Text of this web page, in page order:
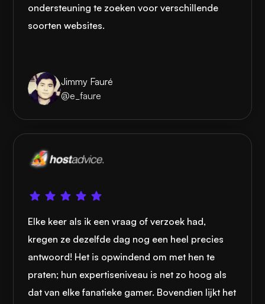
ondersteuning te zoeken voor verschillende
soorten websites.
Jimmy Fauré
@e_faure
Elke keer als ik een vraag of verzoek had,
kregen ze dezelfde dag nog een heel precies
antwoord! Het is opwindend om met hen te
praten; hun expertiseniveau is net zo hoog als
dat van elke fanatieke gamer. Bovendien lijkt het